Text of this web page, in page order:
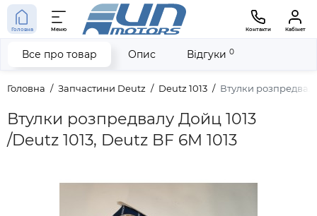
Головна Меню Контакти Кабінет
Головна Запчастини Deutz Deutz 1013 Втулки
Втулки розпредвалу Дойц 1013
/Deutz 1013, Deutz BF 6M 1013
Все про товар Опис Відгуки 0